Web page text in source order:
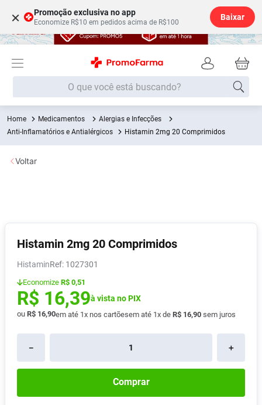
× Promoção exclusiva no app
Economize R$10 em pedidos acima de R$100
Baixar
O que você está buscando?
Medicamentos
Alergias e Infecções
Anti-Inflamatórios e Antialérgicos
Histamin 2mg 20 Comprimidos
Histamin 2mg 20 Comprimidos
Histamin : 1027301
Economize R$ 0,51
R$ 16,39à vista no PIX
ou R$ 16,90em até 1x nos cartõesem até 1x de R$ 16,90 sem juros
＋
－
Comprar
Voltar
Termos mais buscados
1º Fralda
2
5º Fralda G
6º Shampoo
Absorvente
9 Vitamina D
10º Lavitan